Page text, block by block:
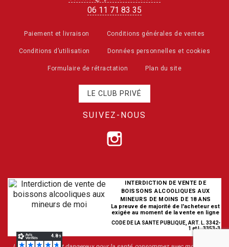
06 11 71 83 35
Paiement et livraison Conditions générales de ventes
Conditions d’utilisation Données personnelles et cookies
Formulaire de rétractation Plan du site
LE CLUB PRIVÉ
SUIVEZ-NOUS
INTERDICTION DE VENTE DE
BOISSONS ALCOOLIQUES AUX
MINEURS DE MOINS DE 18 ANS
La preuve de majorité de l'acheteur est
exigée au moment de la vente en ligne
CODE DE LA SANTE PUBLIQUE, ART. L. 3342-
1 et L. 3353-3